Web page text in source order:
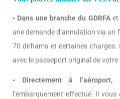
• Dans une branche du GDRFAet
une demande d’annulation via
70 dirhams et certaines
avec le passeport original de
• Directement à l’aéroport,
l’embarquement effectué. Il